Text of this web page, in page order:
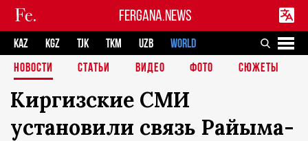
FERGANA.NEWS
KAZ KGZ TJK TKM UZB
WORLD
НОВОСТИ
СТАТЬИ ВИДЕО ФОТО СЮЖЕТЫ
Киргизские СМИ
установили связь Райыма-